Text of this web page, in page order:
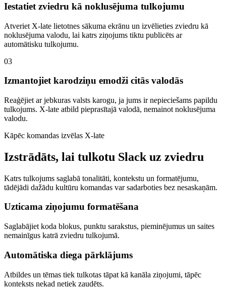
Iestatiet zviedru kā noklusējuma tulkojumu
Atveriet X-late lietotnes sākuma ekrānu un izvēlieties zviedru kā
noklusējuma valodu, lai katrs ziņojums tiktu publicēts ar
automātisku tulkojumu.
03
Izmantojiet karodziņu emodži citās valodās
Reaģējiet ar jebkuras valsts karogu, ja jums ir nepieciešams papildu
tulkojums. X-late atbild pieprasītajā valodā, nemainot noklusējuma
valodu.
Kāpēc komandas izvēlas X-late
Izstrādāts, lai tulkotu Slack uz zviedru
Katrs tulkojums saglabā tonalitāti, kontekstu un formatējumu,
tādējādi dažādu kultūru komandas var sadarboties bez nesaskaņām.
Uzticama ziņojumu formatēšana
Saglabājiet koda blokus, punktu sarakstus, pieminējumus un saites
nemainīgus katrā zviedru tulkojumā.
Automātiska diega pārklājums
Atbildes un tēmas tiek tulkotas tāpat kā kanāla ziņojumi, tāpēc
konteksts nekad netiek zaudēts.